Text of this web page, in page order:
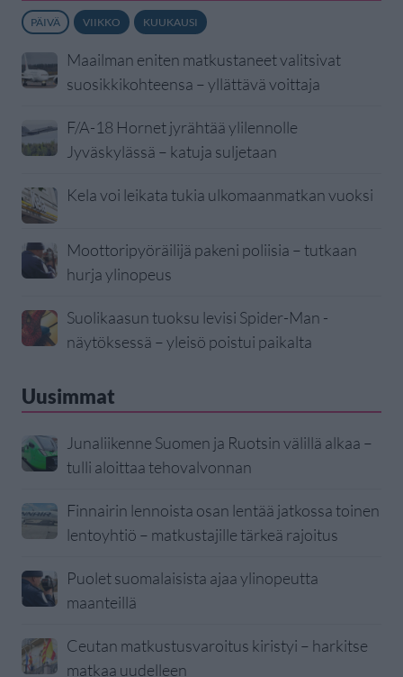
PÄIVÄ VIIKKO KUUKAUSI
Maailman eniten matkustaneet valitsivat
suosikkikohteensa – yllättävä voittaja
F/A-18 Hornet jyrähtää ylilennolle
Jyväskylässä – katuja suljetaan
Kela voi leikata tukia ulkomaanmatkan vuoksi
Moottoripyöräilijä pakeni poliisia – tutkaan
hurja ylinopeus
Suolikaasun tuoksu levisi Spider-Man -
näytöksessä – yleisö poistui paikalta
Uusimmat
Junaliikenne Suomen ja Ruotsin välillä alkaa –
tulli aloittaa tehovalvonnan
Finnairin lennoista osan lentää jatkossa toinen
lentoyhtiö – matkustajille tärkeä rajoitus
Puolet suomalaisista ajaa ylinopeutta
maanteillä
Ceutan matkustusvaroitus kiristyi – harkitse
matkaa uudelleen